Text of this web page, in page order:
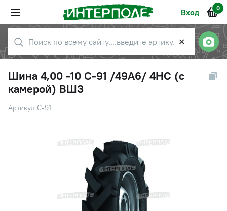
Вход 0
✕
Шина 4,00 -10 С-91 /49A6/ 4НС (с
камерой) ВШЗ
Артикул С-91